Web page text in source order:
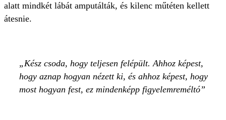
alatt mindkét lábát amputálták, és kilenc műtéten kellett
átesnie.
Kész csoda, hogy teljesen felépült. Ahhoz képest,
hogy aznap hogyan nézett ki, és ahhoz képest, hogy
most hogyan fest, ez mindenképp figyelemreméltó